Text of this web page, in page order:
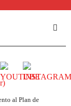
al Plan de